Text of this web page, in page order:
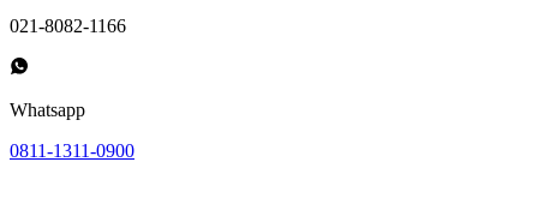
021-8082-1166
Whatsapp
0811-1311-0900